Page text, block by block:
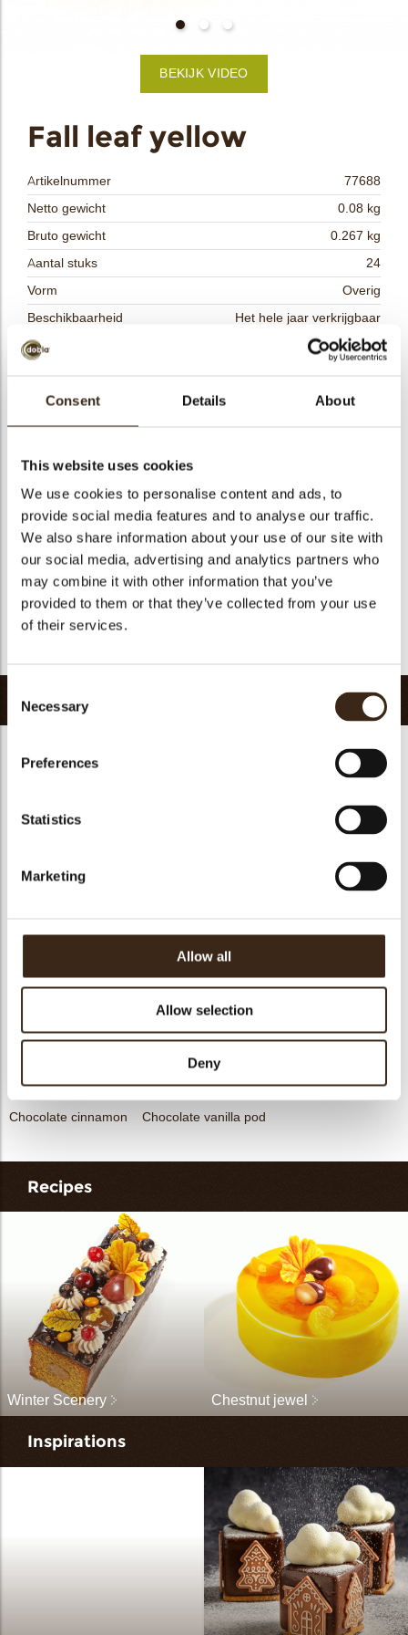
Consent Details About
This website uses cookies
We use cookies to personalise content and ads, to
provide social media features and to analyse our traffic.
We also share information about your use of our site with
our social media, advertising and analytics partners who
may combine it with other information that you’ve
provided to them or that they’ve collected from your use
of their services.
Selection
Necessary
Preferences
Statistics
Marketing
Allow all
Allow selection
Deny
Fall leaf yellow
Artikelnummer
77688
Netto gewicht
0.08 kg
Bruto gewicht
0.267 kg
Aantal stuks
24
Vorm
Overig
Beschikbaarheid
Het hele jaar verkrijgbaar
Afmetingen
D=+/- 55 MM
Size indication
Medium 41-70 mm
Geschikt voor vegetariers
Halal
GMO-vrij
ja
Bevat AZO kleurstoffen
Nee
FDA goedgekeurd
Uniqueness
BEKIJK VIDEO
Gerelateerde producten
Heart white Globes original Chocolate star anise
Chocolate cinnamon Chocolate vanilla pod
Recipes
Winter Scenery Chestnut jewel
Inspirations